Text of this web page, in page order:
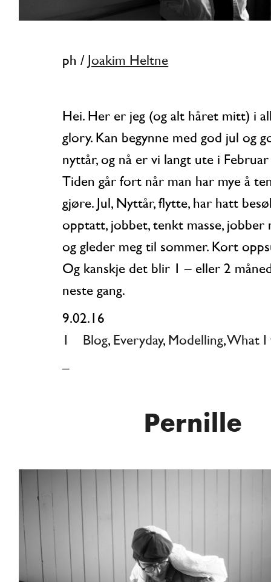
ph / Joakim Heltne
Hei. Her er jeg (og alt håret mitt) i all my
glory. Kan begynne med god jul og
nyttår, og nå er vi langt ute i Februar
Tiden går fort når man har mye å
gjøre. Jul, Nyttår, flytte, har hatt
opptatt, jobbet, tenkt masse, jobber
og gleder meg til sommer. Kort
Og kanskje det blir 1 – eller 2
neste gang.
9.02.16
Blog, Everyday, Modelling,What I
Pernille